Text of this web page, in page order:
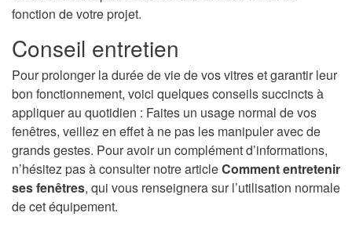
fonction de votre projet.
Conseil entretien
Pour prolonger la durée de vie de vos vitres et garantir leur
bon fonctionnement, voici quelques conseils succincts à
appliquer au quotidien : Faites un usage normal de vos
fenêtres, veillez en effet à ne pas les manipuler avec de
grands gestes. Pour avoir un complément d’informations,
n’hésitez pas à consulter notre articleComment entretenir
ses fenêtres, qui vous renseignera sur l’utilisation normale
de cet équipement.